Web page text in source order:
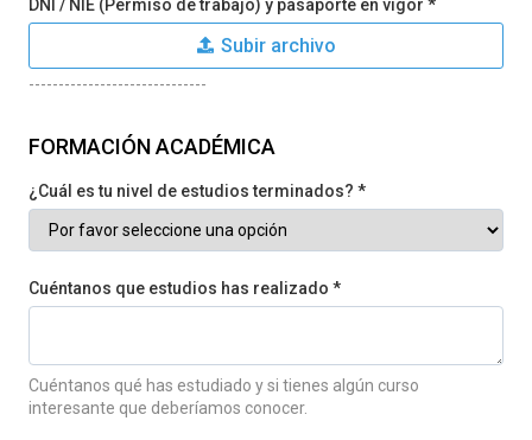
DNI / NIE (Permiso de trabajo) y pasaporte en vigor *
Subir archivo
------------------------------
FORMACIÓN ACADÉMICA
¿Cuál es tu nivel de estudios terminados? *
Cuéntanos que estudios has realizado *
Cuéntanos qué has estudiado y si tienes algún curso
interesante que deberíamos conocer.